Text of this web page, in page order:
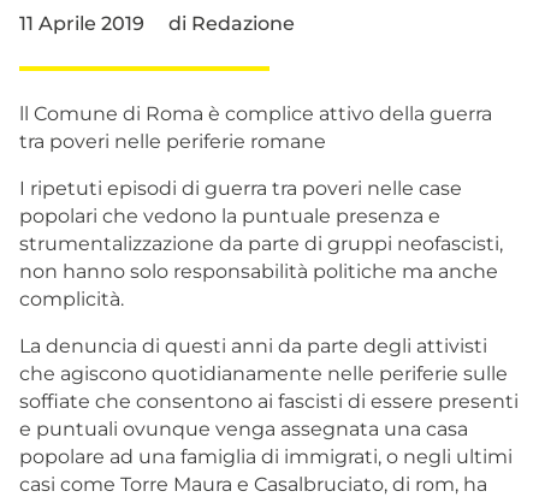
11 Aprile 2019 di Redazione
ll Comune di Roma è complice attivo della guerra
tra poveri nelle periferie romane
I ripetuti episodi di guerra tra poveri nelle case
popolari che vedono la puntuale presenza e
strumentalizzazione da parte di gruppi neofascisti,
non hanno solo responsabilità politiche ma anche
complicità.
La denuncia di questi anni da parte degli attivisti
che agiscono quotidianamente nelle periferie sulle
soffiate che consentono ai fascisti di essere presenti
e puntuali ovunque venga assegnata una casa
popolare ad una famiglia di immigrati, o negli ultimi
casi come Torre Maura e Casalbruciato, di rom, ha